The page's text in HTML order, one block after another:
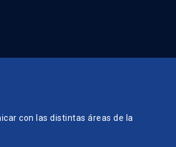
con las distintas áreas de la